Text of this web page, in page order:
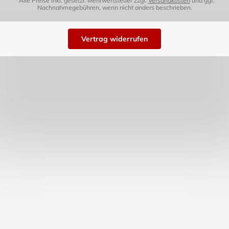
Nachnahmegebühren, wenn nicht anders beschrieben.
Vertrag widerrufen